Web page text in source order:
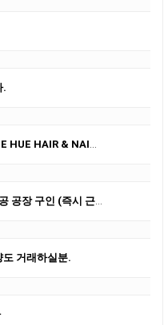
.
헤어와 네일 분야 인원충원합니다~
구인 (즉시 근무 가능)
도 거래하실분.